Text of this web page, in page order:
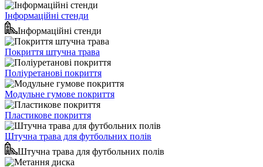
Інформаційні стенди
Інформаційні стенди
Покриття штучна трава
Поліуретанові покриття
Модульне гумове покриття
Пластикове покриття
Штучна трава для футбольних полів
Штучна трава для футбольних полів